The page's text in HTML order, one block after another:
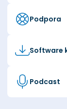
Podpora
Software
Podcast